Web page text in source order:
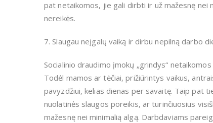
pat netaikomos, jie gali dirbti ir už mažesnę nei
nereikės.
7. Slaugau neįgalų vaiką ir dirbu nepilną darbo
Socialinio draudimo įmokų „grindys“
Todėl mamos ar tėčiai, prižiūrintys vaikus,
pavyzdžiui, kelias dienas per savaitę. Taip pat
nuolatinės slaugos poreikis, ar turinčiuosius
mažesnę nei minimalią algą. Darbdaviams